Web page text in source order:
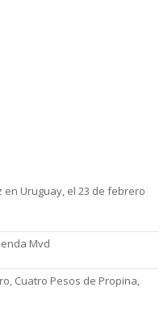
en Uruguay, el 23 de febrero
Mvd
Cuatro Pesos de Propina,